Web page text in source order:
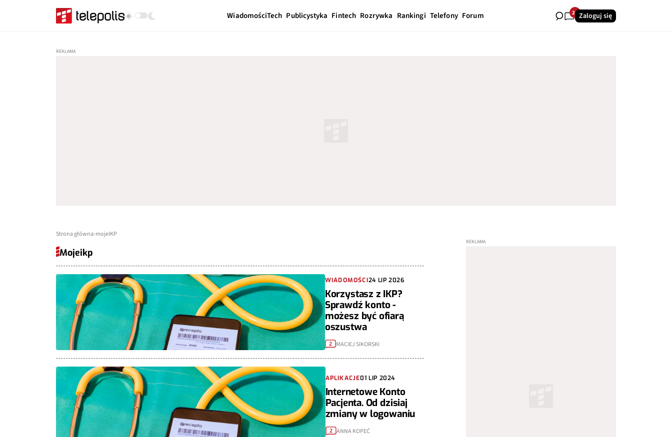
WiadomościTech Publicystyka Fintech Rozrywka Rankingi Telefony Forum 23Zaloguj się
Strona główna mojeIKP
Mojeikp
WIADOMOŚCI24 LIP 2026
Korzystasz z IKP?
Sprawdź konto -
możesz być ofiarą
oszustwa
2 MACIEJ SIKORSKI
APLIKACJE01 LIP 2024
Internetowe Konto
Pacjenta. Od dzisiaj
zmiany w logowaniu
2 ANNA KOPEĆ